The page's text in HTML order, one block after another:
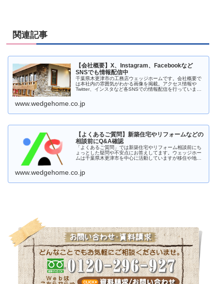
関連記事
【会社概要】X、Instagram、Facebookなど
SNSでも情報配信中
千葉県木更津市の工務店ウェッジホームです。会社概要で
は本社内の雰囲気がわかる画像を掲載。アクセス情報や
Twitter、インスタなど各SNSでの情報配信を行っていま
www.wedgehome.co.jp
【よくあるご質問】新築住宅やリフォームなどの
相談前にQ&A確認
「よくあるご質問」では新築住宅やリフォーム相談前にち
ょっとした疑問や不安点にお答えしてます。ウェッジホー
ムは千葉県木更津市を中心に活動していますが移住や地域
ます。
www.wedgehome.co.jp